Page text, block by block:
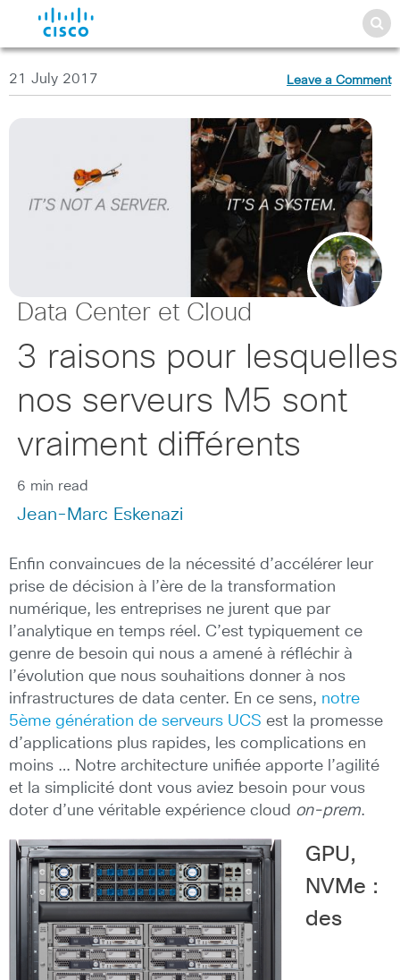
21 July 2017 Leave a Comment
Data Center et Cloud
3 raisons pour lesquelles
nos serveurs M5 sont
vraiment différents
6 min read
Jean-Marc Eskenazi
Enfin convaincues de la nécessité d’accélérer leur
prise de décision à l’ère de la transformation
numérique, les entreprises ne jurent que par
l’analytique en temps réel. C’est typiquement ce
genre de besoin qui nous a amené à réfléchir à
l’évolution que nous souhaitions donner à nos
infrastructures de data center. En ce sens, notre
5ème génération de serveurs UCS est la promesse
d’applications plus rapides, les complications en
moins … Notre architecture unifiée apporte l’agilité
et la simplicité dont vous aviez besoin pour vous
doter d’une véritable expérience cloud on-prem.
GPU,
NVMe :
des